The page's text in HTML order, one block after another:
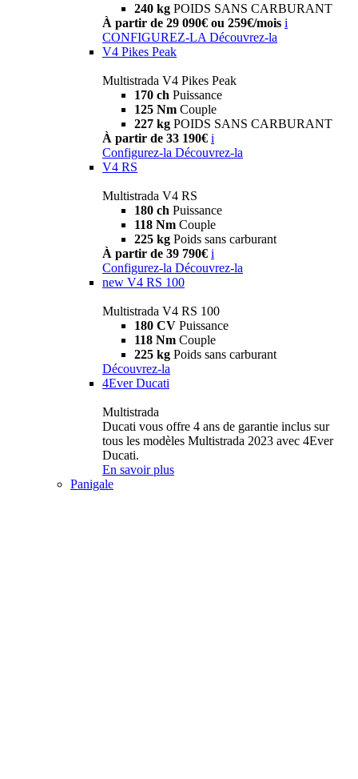
240 kg POIDS SANS CARBURANT
À partir de 29 090€ ou 259€/mois i
CONFIGUREZ-LA Découvrez-la
V4 Pikes Peak
Multistrada V4 Pikes Peak
170 ch Puissance
125 Nm Couple
227 kg POIDS SANS CARBURANT
À partir de 33 190€ i
Configurez-la Découvrez-la
V4 RS
Multistrada V4 RS
180 ch Puissance
118 Nm Couple
225 kg Poids sans carburant
À partir de 39 790€ i
Configurez-la Découvrez-la
new V4 RS 100
Multistrada V4 RS 100
180 CV Puissance
118 Nm Couple
225 kg Poids sans carburant
Découvrez-la
4Ever Ducati
Multistrada
Ducati vous offre 4 ans de garantie inclus sur
tous les modèles Multistrada 2023 avec 4Ever
Ducati.
En savoir plus
Panigale